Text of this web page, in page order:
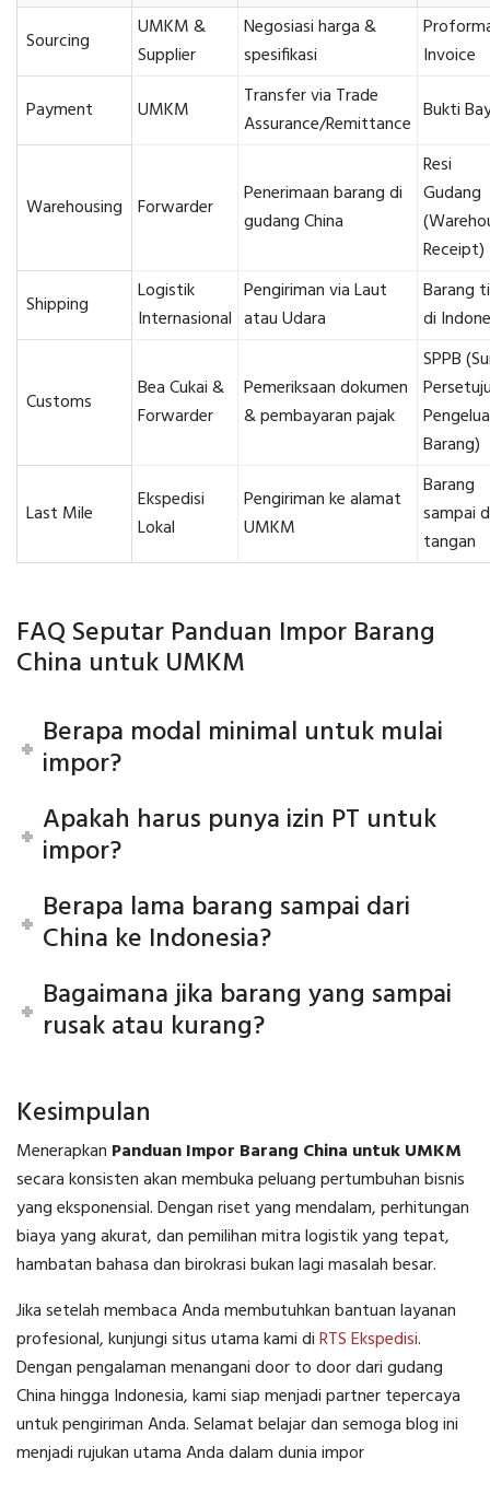
Sourcing
UMKM &
Supplier
Negosiasi harga &
spesifikasi
Invoice
Payment
UMKM
Transfer via Trade
Assurance/Remittance Bukti
Warehousing Forwarder
Penerimaan barang di
gudang China
Resi
Gudang
Receipt)
Shipping
Logistik
Internasional
Pengiriman via Laut
atau Udara
Barang
di
Customs
Bea Cukai &
Forwarder
Pemeriksaan dokumen
& pembayaran pajak
SPPB
Barang)
Last Mile
Ekspedisi
Lokal
Pengiriman ke alamat
UMKM
Barang
sampai
tangan
FAQ Seputar Panduan Impor Barang
China untuk UMKM
Berapa modal minimal untuk mulai
impor?
Apakah harus punya izin PT untuk
impor?
Berapa lama barang sampai dari
China ke Indonesia?
Bagaimana jika barang yang sampai
rusak atau kurang?
Kesimpulan
Menerapkan Panduan Impor Barang China untuk UMKM
secara konsisten akan membuka peluang pertumbuhan bisnis
yang eksponensial. Dengan riset yang mendalam, perhitungan
biaya yang akurat, dan pemilihan mitra logistik yang tepat,
hambatan bahasa dan birokrasi bukan lagi masalah besar.
Jika setelah membaca Anda membutuhkan bantuan layanan
profesional, kunjungi situs utama kami diRTS Ekspedisi.
Dengan pengalaman menangani door to door dari gudang
China hingga Indonesia, kami siap menjadi partner tepercaya
untuk pengiriman Anda. Selamat belajar dan semoga blog ini
menjadi rujukan utama Anda dalam dunia impor